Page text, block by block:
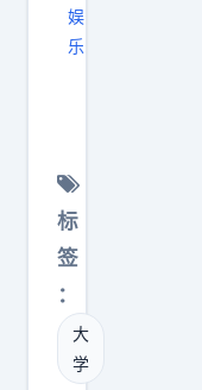
娱
乐
生
寒
假
活
费
来
标
签
：
大
学